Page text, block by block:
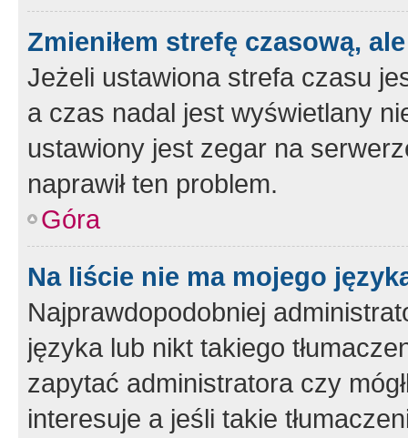
Zmieniłem strefę czasową,
Jeżeli ustawiona strefa czasu
a czas nadal jest wyświetlany
ustawiony jest zegar na
naprawił ten problem.
Góra
Na liście nie ma mojego
Najprawdopodobniej
języka lub nikt takiego
zapytać administratora czy
interesuje a jeśli takie